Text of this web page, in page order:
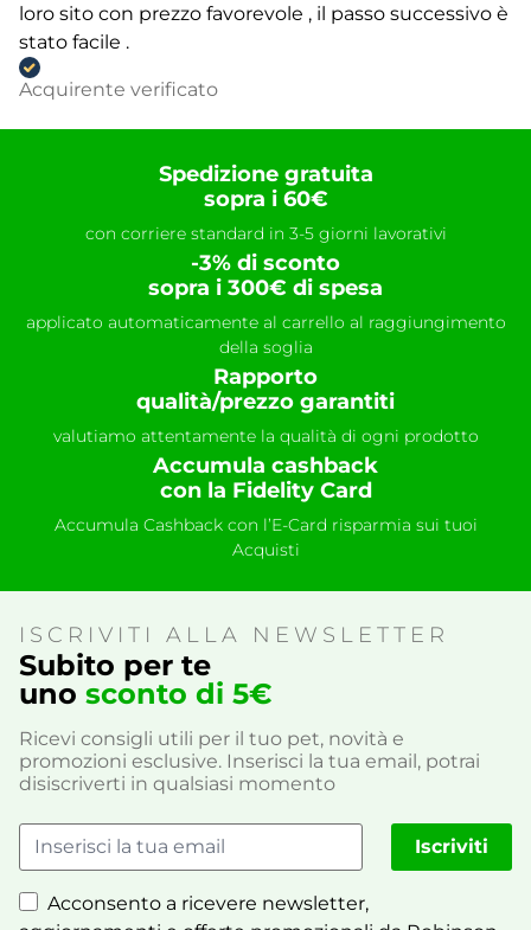
loro sito con prezzo favorevole , il passo successivo è
stato facile .
Acquirente verificato
Spedizione gratuita
sopra i 60€
con corriere standard in 3-5 giorni lavorativi
-3% di sconto
sopra i 300€ di spesa
applicato automaticamente al carrello al raggiungimento
della soglia
Rapporto
qualità/prezzo garantiti
valutiamo attentamente la qualità di ogni prodotto
Accumula cashback
con la Fidelity Card
Accumula Cashback con l’E-Card risparmia sui tuoi
Acquisti
ISCRIVITI ALLA NEWSLETTER
Subito per te
uno sconto di 5€
Ricevi consigli utili per il tuo pet, novità e
promozioni esclusive. Inserisci la tua email, potrai
disiscriverti in qualsiasi momento
Acconsento a ricevere newsletter,
Iscriviti